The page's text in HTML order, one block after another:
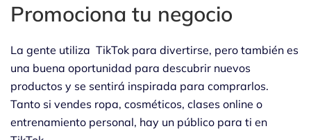
Promociona tu negocio
La gente utiliza TikTok para divertirse, pero también es
una buena oportunidad para descubrir nuevos
productos y se sentirá inspirada para comprarlos.
Tanto si vendes ropa, cosméticos, clases online o
entrenamiento personal, hay un público para ti en